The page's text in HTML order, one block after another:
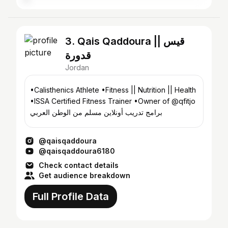
3. Qais Qaddoura || قيس
قدورة
Jordan
•Calisthenics Athlete •Fitness || Nutrition || Health
•ISSA Certified Fitness Trainer •Owner of @qfitjo
برامج تدريب أونلاين مسلم من الوطن العربي
@qaisqaddoura
@qaisqaddoura6180
Check contact details
Get audience breakdown
Full Profile Data